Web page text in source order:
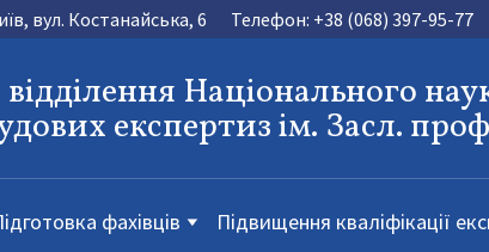
вул. Костанайська, 6 Телефон: +38 (068) 397-95-77
відділення Національного
експертиз ім. Засл.
фахівців Підвищення кваліфікації